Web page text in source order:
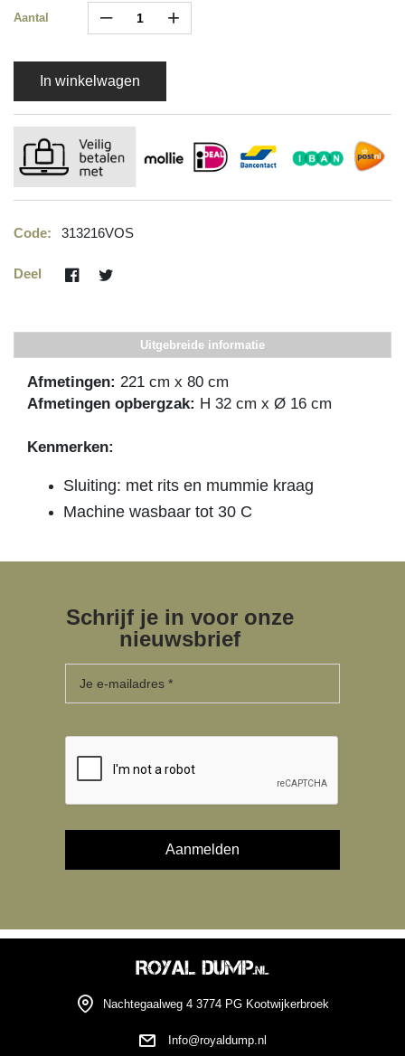
Aantal – +
In winkelwagen
Code: 313216VOS
Deel
Uitgebreide informatie
Afmetingen: 221 cm x 80 cm
Afmetingen opbergzak: H 32 cm x Ø 16 cm
Kenmerken:
Sluiting: met rits en mummie kraag
Machine wasbaar tot 30 C
Schrijf je in voor onze
nieuwsbrief
Nachtegaalweg 4 3774 PG Kootwijkerbroek
Info@royaldump.nl